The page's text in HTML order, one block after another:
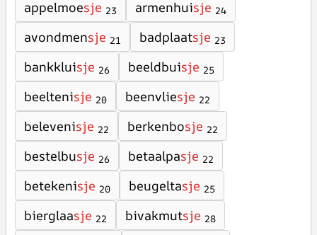
appelmoesje 23 armenhuisje 24
avondmensje 21 badplaatsje 23
bankkluisje 26 beeldbuisje 25
beeltenisje 20 beenvliesje 22
belevenisje 22 berkenbosje 22
bestelbusje 26 betaalpasje 22
betekenisje 20 beugeltasje 25
bierglaasje 22 bivakmutsje 28